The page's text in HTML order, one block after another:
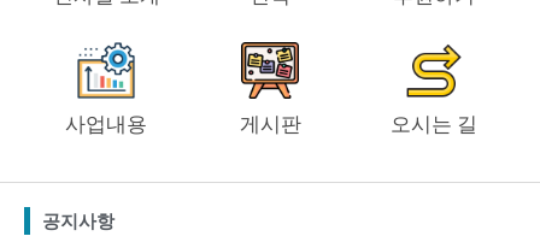
사업내용 게시판 오시는 길
공지사항